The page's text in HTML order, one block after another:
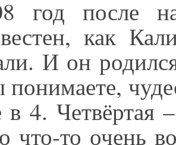
год после
как
И он
понимаете,
в 4. Четвёртая
что-то очень